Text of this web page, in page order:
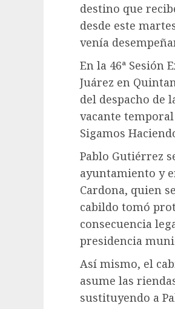
destino que
desde este
venía
En la 46ª
Juárez en
del despacho de
vacante
Sigamos
Pablo Gutiérrez
ayuntamiento y
Cardona, quien
cabildo tomó
consecuencia
presidencia
Así mismo, el
asume las
sustituyendo a